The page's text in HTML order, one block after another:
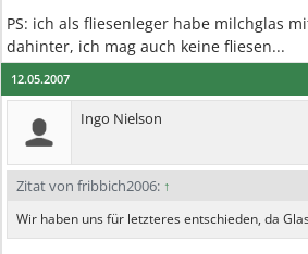
PS: ich als fliesenleger habe milchglas
dahinter, ich mag auch keine fliesen...
12.05.2007
Ingo Nielson
Zitat von fribbich2006: ↑
Wir haben uns für letzteres entschieden, da